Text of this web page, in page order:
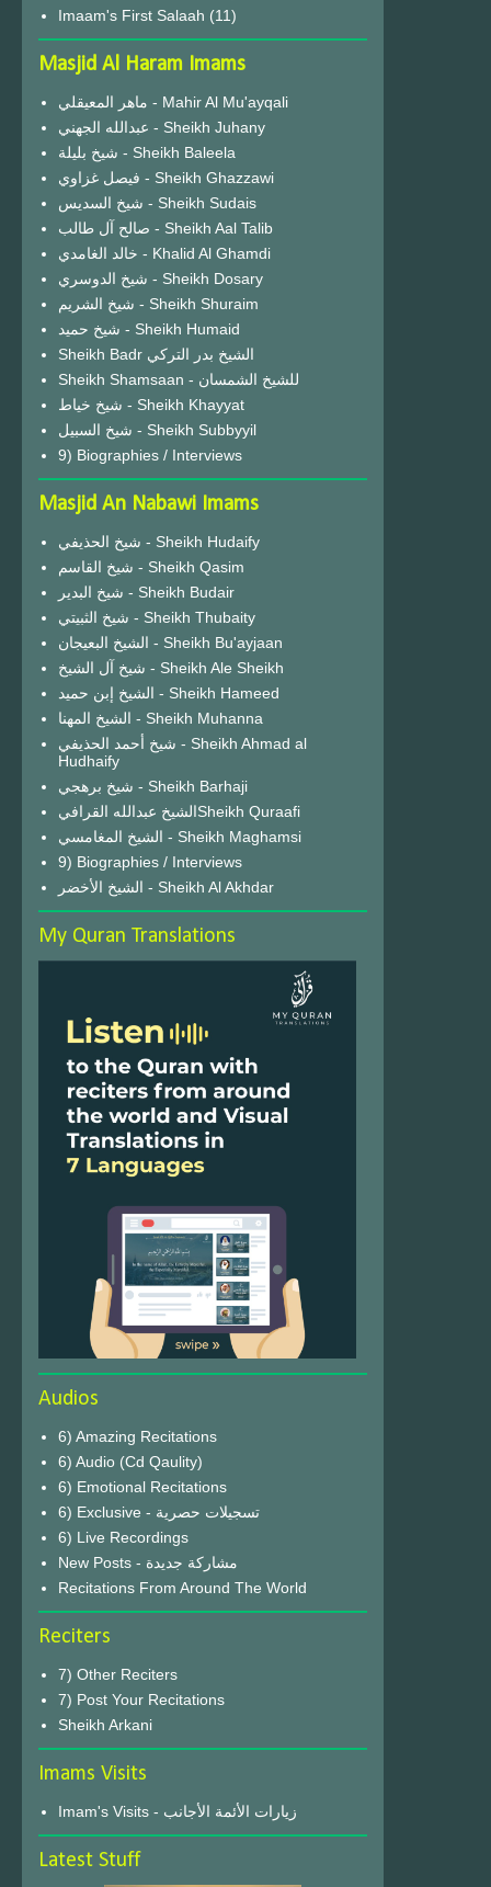
Imaam's First Salaah (11)
Masjid Al Haram Imams
ماهر المعيقلي - Mahir Al Mu'ayqali
عبدالله الجهني - Sheikh Juhany
شيخ بليلة - Sheikh Baleela
فيصل غزاوي - Sheikh Ghazzawi
شيخ السديس - Sheikh Sudais
صالح آل طالب - Sheikh Aal Talib
خالد الغامدي - Khalid Al Ghamdi
شيخ الدوسري - Sheikh Dosary
شيخ الشريم - Sheikh Shuraim
شيخ حميد - Sheikh Humaid
Sheikh Badr الشيخ بدر التركي
Sheikh Shamsaan - للشيخ الشمسان
شيخ خياط - Sheikh Khayyat
شيخ السبيل - Sheikh Subbyyil
9) Biographies / Interviews
Masjid An Nabawi Imams
شيخ الحذيفي - Sheikh Hudaify
شيخ القاسم - Sheikh Qasim
شيخ البدير - Sheikh Budair
شيخ الثبيتي - Sheikh Thubaity
الشيخ البعيجان - Sheikh Bu'ayjaan
شيخ آل الشيخ - Sheikh Ale Sheikh
الشيخ إبن حميد - Sheikh Hameed
الشيخ المهنا - Sheikh Muhanna
شيخ أحمد الحذيفي - Sheikh Ahmad al
Hudhaify
شيخ برهجي - Sheikh Barhaji
الشيخ عبدالله القرافيSheikh Quraafi
الشيخ المغامسي - Sheikh Maghamsi
9) Biographies / Interviews
الشيخ الأخضر - Sheikh Al Akhdar
My Quran Translations
Audios
6) Amazing Recitations
6) Audio (Cd Qaulity)
6) Emotional Recitations
6) Exclusive - تسجيلات حصرية
6) Live Recordings
New Posts - مشاركة جديدة
Recitations From Around The World
Reciters
7) Other Reciters
7) Post Your Recitations
Sheikh Arkani
Imams Visits
Imam's Visits - زيارات الأئمة الأجانب
Latest Stuff